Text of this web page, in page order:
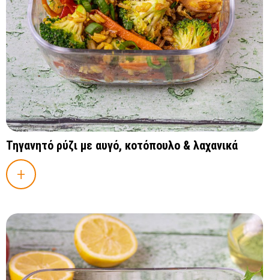
Τηγανητό ρύζι με αυγό, κοτόπουλο & λαχανικά
+